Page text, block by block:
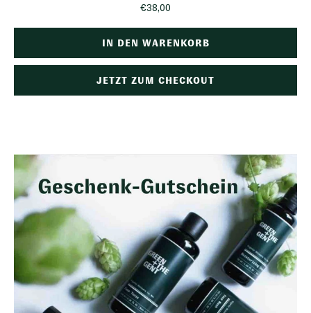
€38,00
IN DEN WARENKORB
JETZT ZUM CHECKOUT